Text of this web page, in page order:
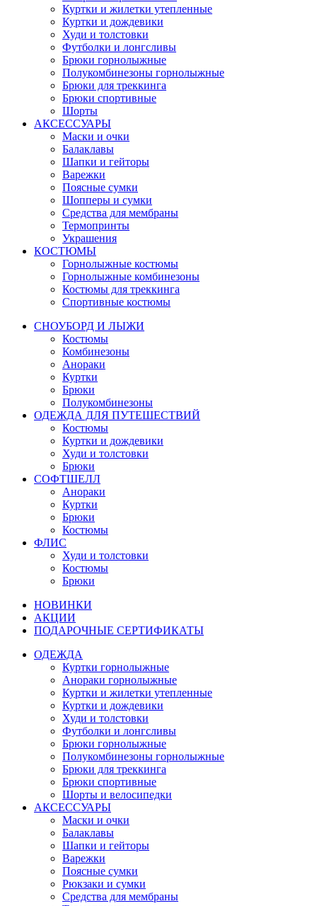
Куртки и жилетки утепленные
Куртки и дождевики
Худи и толстовки
Футболки и лонгсливы
Брюки горнолыжные
Полукомбинезоны горнолыжные
Брюки для треккинга
Брюки спортивные
Шорты
АКСЕССУАРЫ
Маски и очки
Балаклавы
Шапки и гейторы
Варежки
Поясные сумки
Шопперы и сумки
Средства для мембраны
Термопринты
Украшения
КОСТЮМЫ
Горнолыжные костюмы
Горнолыжные комбинезоны
Костюмы для треккинга
Спортивные костюмы
СНОУБОРД И ЛЫЖИ
Костюмы
Комбинезоны
Анораки
Куртки
Брюки
Полукомбинезоны
ОДЕЖДА ДЛЯ ПУТЕШЕСТВИЙ
Костюмы
Куртки и дождевики
Худи и толстовки
Брюки
СОФТШЕЛЛ
Анораки
Куртки
Брюки
Костюмы
ФЛИС
Худи и толстовки
Костюмы
Брюки
НОВИНКИ
АКЦИИ
ПОДАРОЧНЫЕ СЕРТИФИКАТЫ
ОДЕЖДА
Куртки горнолыжные
Анораки горнолыжные
Куртки и жилетки утепленные
Куртки и дождевики
Худи и толстовки
Футболки и лонгсливы
Брюки горнолыжные
Полукомбинезоны горнолыжные
Брюки для треккинга
Брюки спортивные
Шорты и велосипедки
АКСЕССУАРЫ
Маски и очки
Балаклавы
Шапки и гейторы
Варежки
Поясные сумки
Рюкзаки и сумки
Средства для мембраны